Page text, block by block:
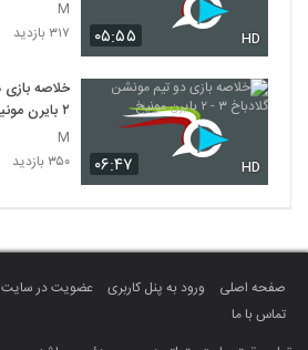
۰۵:۵۵ HD
M
۳۱۷ بازدید
۰۶:۴۷ HD
۲ بایرن مونیخ
M
۳۵۰ بازدید
صفحه اصلی ورود به پنل کاربری عضویت در سایت
تماس با ما